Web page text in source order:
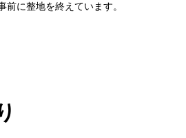
に整地を終えています。